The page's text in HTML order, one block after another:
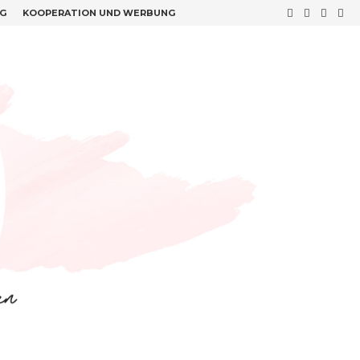
KOOPERATION UND WERBUNG